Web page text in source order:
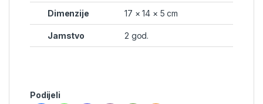
Dimenzije 17 × 14 × 5 cm
Jamstvo 2 god.
Podijeli